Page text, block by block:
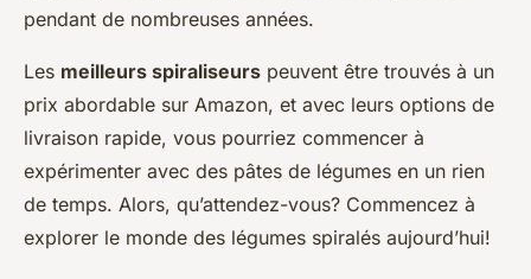
pendant de nombreuses années.
Les meilleurs spiraliseurs peuvent être trouvés à un
prix abordable sur Amazon, et avec leurs options de
livraison rapide, vous pourriez commencer à
expérimenter avec des pâtes de légumes en un rien
de temps. Alors, qu’attendez-vous? Commencez à
explorer le monde des légumes spiralés aujourd’hui!